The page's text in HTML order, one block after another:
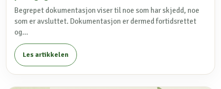
Begrepet dokumentasjon viser til noe som har skjedd, noe
som er avsluttet. Dokumentasjon er dermed fortidsrettet
og...
Les artikkelen